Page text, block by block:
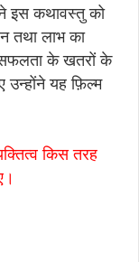
इस कथावस्तु को
तथा लाभ का
के खतरों के
यह फ़िल्म
किस तरह